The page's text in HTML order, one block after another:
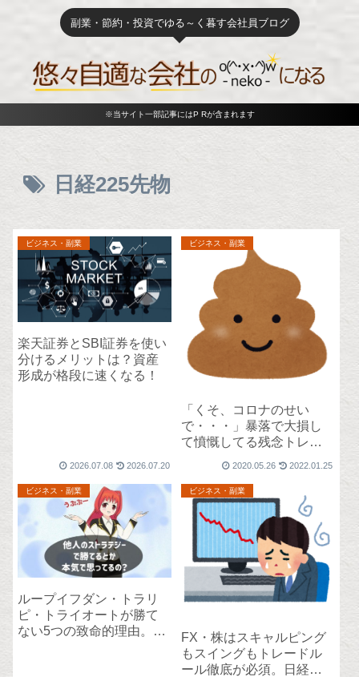
副業・節約・投資でゆる～く暮す会社員ブログ
※当サイト一部記事にはP Rが含まれます
日経225先物
ビジネス・副業
楽天証券とSBI証券を使い
分けるメリットは？資産
形成が格段に速くなる！
2026.07.08 2026.07.20
ビジネス・副業
「くそ、コロナのせい
で・・・」暴落で大損し
て憤慨してる残念トレー
ダーに一言いいたい。
2020.05.26 2022.01.25
ビジネス・副業
ループイフダン・トラリ
ピ・トライオートが勝て
ない5つの致命的理由。自
ビジネス・副業
FX・株はスキャルピング
もスイングもトレードル
ール徹底が必須。日経平